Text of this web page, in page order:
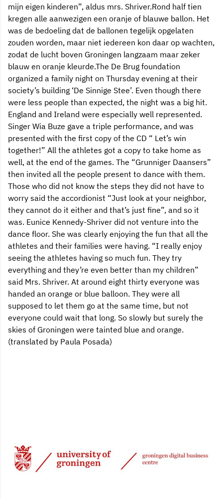
mijn eigen kinderen”, aldus mrs. Shriver.Rond half tien
kregen alle aanwezigen een oranje of blauwe ballon. Het
was de bedoeling dat de ballonen tegelijk opgelaten
zouden worden, maar niet iedereen kon daar op wachten,
zodat de lucht boven Groningen langzaam maar zeker
blauw en oranje kleurde.The De Brug foundation
organized a family night on Thursday evening at their
society’s building ‘De Sinnige Stee’. Even though there
were less people than expected, the night was a big hit.
England and Ireland were especially well represented.
Singer Wia Buze gave a triple performance, and was
presented with the first copy of the CD “ Let’s win
together!” All the athletes got a copy to take home as
well, at the end of the games. The “Grunniger Daansers”
then invited all the people present to dance with them.
Those who did not know the steps they did not have to
worry said the accordionist “Just look at your neighbor,
they cannot do it either and that’s just fine”, and so it
was. Eunice Kennedy-Shriver did not venture into the
dance floor. She was clearly enjoying the fun that all the
athletes and their families were having. “I really enjoy
seeing the athletes having so much fun. They try
everything and they’re even better than my children”
said Mrs. Shriver. At around eight thirty everyone was
handed an orange or blue balloon. They were all
supposed to let them go at the same time, but not
everyone could wait that long. So slowly but surely the
skies of Groningen were tainted blue and orange.
(translated by Paula Posada)
6 jun 2000, 00:00